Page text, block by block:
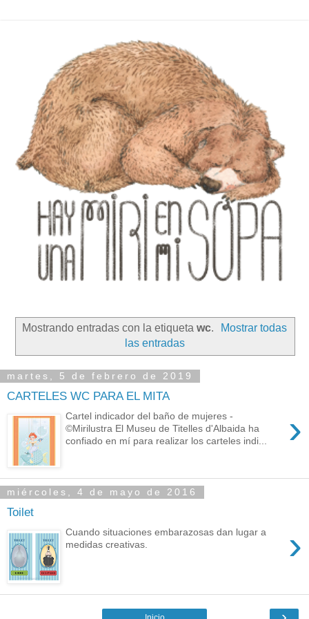
Mostrando entradas con la etiqueta wc.
Mostrar todas
las entradas
martes, 5 de febrero de 2019
CARTELES WC PARA EL MITA
›
Cartel indicador del baño de mujeres -
©Mirilustra El Museu de Titelles d'Albaida ha
confiado en mí para realizar los carteles indi...
miércoles, 4 de mayo de 2016
Toilet
›
Cuando situaciones embarazosas dan lugar a
medidas creativas.